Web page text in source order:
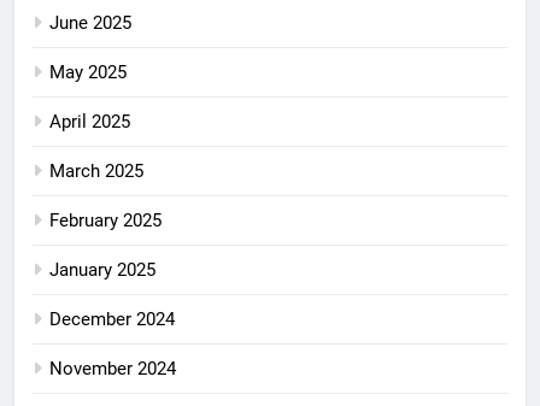
June 2025
May 2025
April 2025
March 2025
February 2025
January 2025
December 2024
November 2024